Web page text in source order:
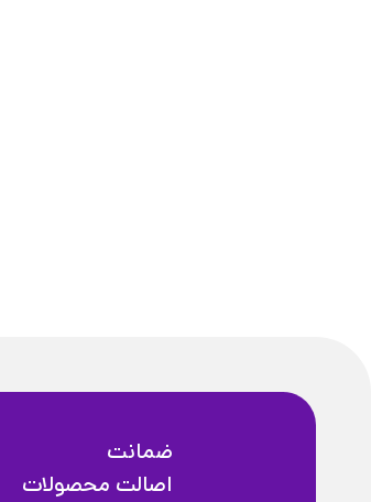
ضمانت
اصالت محصولات